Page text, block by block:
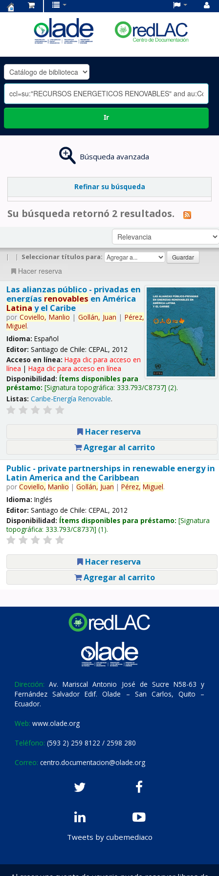
OLADE
-
Ir
Búsqueda avanzada
Refinar su búsqueda
Su búsqueda retornó 2 resultados.
| | Seleccionar títulos para:
Hacer reserva
Las alianzas público - privadas en
energías renovables en América
Latina y el Caribe
por Coviello, Manlio | Gollán, Juan | Pérez,
Miguel.
Idioma: Español
Editor: Santiago de Chile: CEPAL, 2012
Acceso en línea: Haga clic para acceso en
línea | Haga clic para acceso en línea
Disponibilidad: Ítems disponibles para
préstamo: Signatura topográfica: 333.793/C8737 (2).
Listas: Caribe-Energía Renovable.
Hacer reserva
Agregar al carrito
Public - private partnerships in renewable energy in
Latin America and the Caribbean
por Coviello, Manlio | Gollán, Juan | Pérez, Miguel.
Idioma: Inglés
Editor: Santiago de Chile: CEPAL, 2012
Disponibilidad: Ítems disponibles para préstamo: Signatura
topográfica: 333.793/C8737i (1).
Hacer reserva
Agregar al carrito
Dirección: Av. Mariscal Antonio José de Sucre N58-63 y
Fernández Salvador Edif. Olade – San Carlos, Quito –
Ecuador.
Web: www.olade.org
Teléfono: (593 2) 259 8122 / 2598 280
Correo: centro.documentacion@olade.org
Tweets by cubemediaco